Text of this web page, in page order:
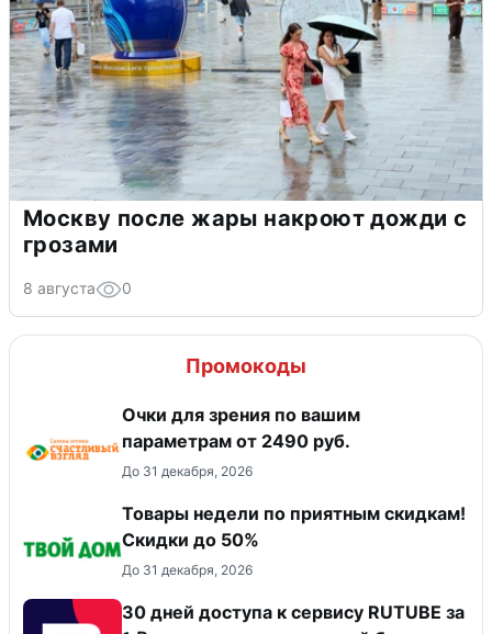
Москву после жары накроют дожди с
грозами
8 августа 0
Промокоды
Очки для зрения по вашим
параметрам от 2490 руб.
До 31 декабря, 2026
Товары недели по приятным скидкам!
Скидки до 50%
До 31 декабря, 2026
30 дней доступа к сервису RUTUBE за